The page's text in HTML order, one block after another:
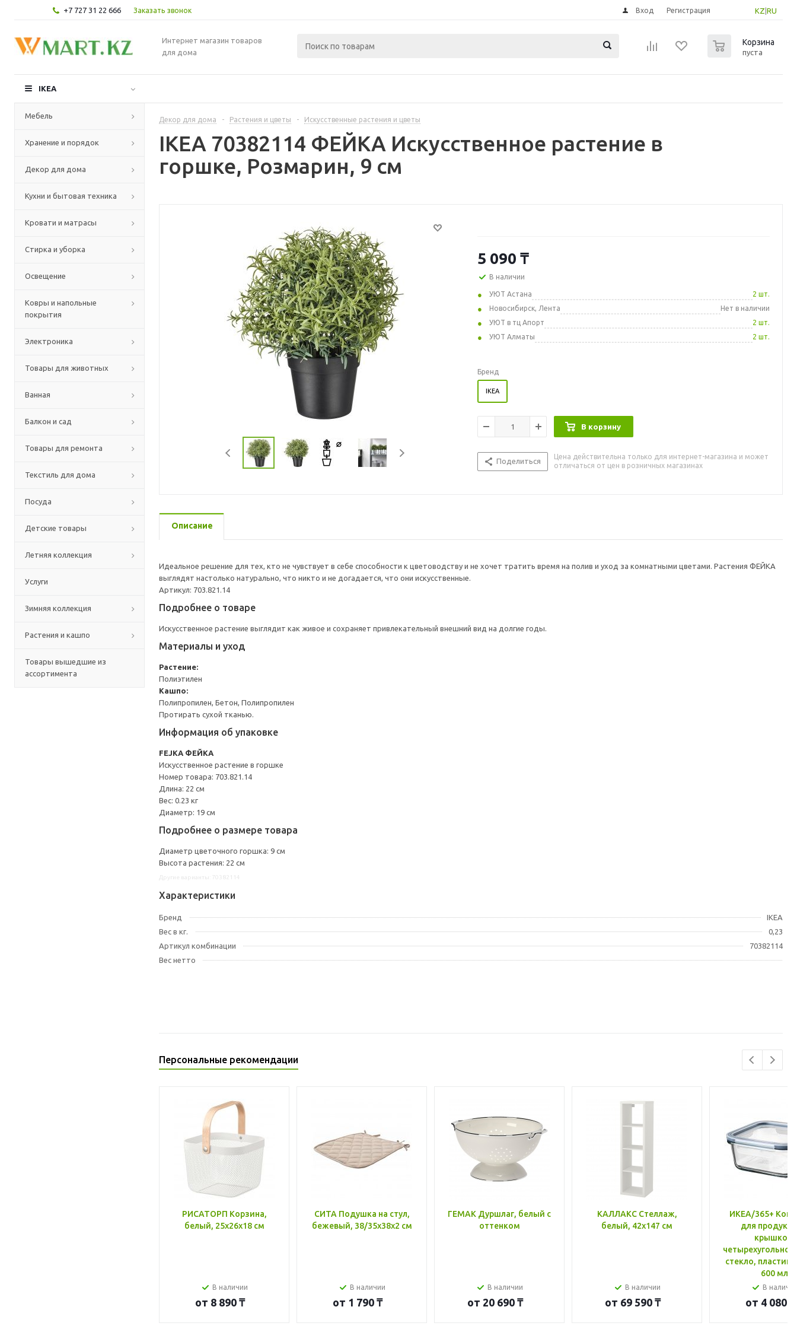
+7 727 31 22 666 Заказать звонок KZ RU
Вход Регистрация
Интернет магазин товаров
для дома
Корзина
пуста
IKEA
Мебель
Хранение и порядок
Декор для дома
Кухни и бытовая техника
Кровати и матрасы
Стирка и уборка
Освещение
Ковры и напольные
покрытия
Электроника
Товары для животных
Ванная
Балкон и сад
Товары для ремонта
Текстиль для дома
Посуда
Детские товары
Летняя коллекция
Услуги
Зимняя коллекция
Растения и кашпо
Товары вышедшие из
ассортимента
Декор для дома - Растения и цветы - Искусственные растения и цветы
IKEA 70382114 ФЕЙКА Искусственное растение в
горшке, Розмарин, 9 см
5 090 ₸
В наличии
УЮТ Астана
2 шт.
Новосибирск, Лента
Нет в наличии
УЮТ в тц Апорт
2 шт.
УЮТ Алматы
2 шт.
Бренд
IKEA
В корзину
Поделиться
Цена действительна только для интернет-магазина и может
отличаться от цен в розничных магазинах
Описание
Идеальное решение для тех, кто не чувствует в себе способности к цветоводству и не хочет тратить время на полив и уход за комнатными цветами. Растения ФЕЙКА
выглядят настолько натурально, что никто и не догадается, что они искусственные.
Артикул: 703.821.14
Подробнее о товаре
Искусственное растение выглядит как живое и сохраняет привлекательный внешний вид на долгие годы.
Материалы и уход
Растение:
Полиэтилен
Кашпо:
Полипропилен, Бетон, Полипропилен
Протирать сухой тканью.
Информация об упаковке
FEJKA ФЕЙКА
Искусственное растение в горшке
Номер товара: 703.821.14
Длина: 22 см
Вес: 0.23 кг
Диаметр: 19 см
Подробнее о размере товара
Диаметр цветочного горшка: 9 см
Высота растения: 22 см
Характеристики
Бренд
IKEA
Вес в кг.
0,23
Артикул комбинации
70382114
Вес нетто
Персональные рекомендации
РИСАТОРП Корзина,
белый, 25x26x18 см
В наличии
от 8 890 ₸
СИТА Подушка на стул,
бежевый, 38/35x38x2 см
В наличии
от 1 790 ₸
ГЕМАК Дуршлаг, белый с
оттенком
В наличии
от 20 690 ₸
КАЛЛАКС Стеллаж,
белый, 42x147 см
В наличии
от 69 590 ₸
ИКЕА/365+
для
крышкой,
стекло, пластик
600 мл
В
от 4 080 ₸